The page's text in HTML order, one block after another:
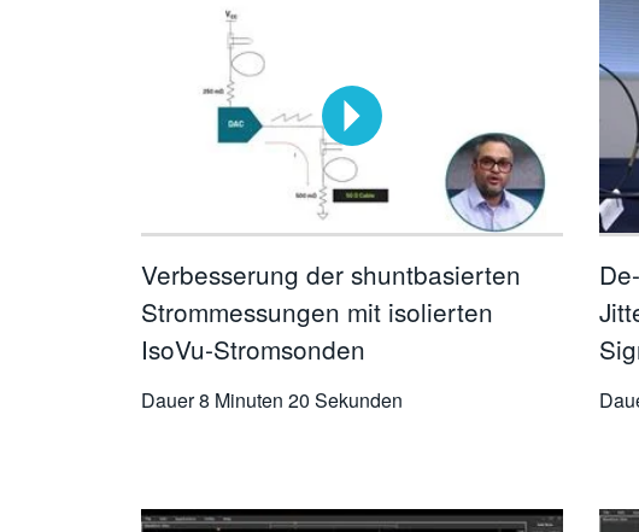
Verbesserung der shuntbasierten
Strommessungen mit isolierten
IsoVu-Stromsonden
Dauer8 Minuten 20 Sekunden